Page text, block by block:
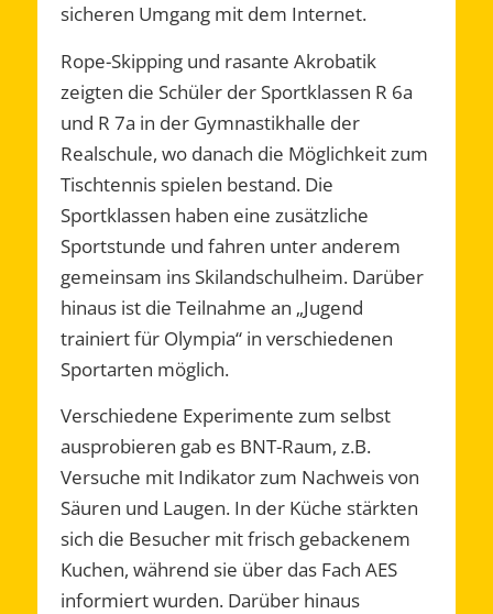
sicheren Umgang mit dem Internet.
Rope-Skipping und rasante Akrobatik
zeigten die Schüler der Sportklassen R 6a
und R 7a in der Gymnastikhalle der
Realschule, wo danach die Möglichkeit zum
Tischtennis spielen bestand. Die
Sportklassen haben eine zusätzliche
Sportstunde und fahren unter anderem
gemeinsam ins Skilandschulheim. Darüber
hinaus ist die Teilnahme an „Jugend
trainiert für Olympia“ in verschiedenen
Sportarten möglich.
Verschiedene Experimente zum selbst
ausprobieren gab es BNT-Raum, z.B.
Versuche mit Indikator zum Nachweis von
Säuren und Laugen. In der Küche stärkten
sich die Besucher mit frisch gebackenem
Kuchen, während sie über das Fach AES
informiert wurden. Darüber hinaus